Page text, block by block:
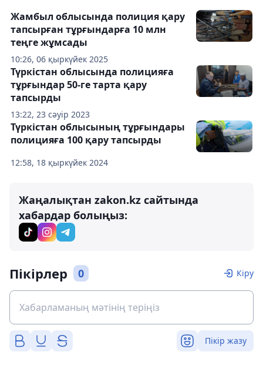
10:26, 06 қыркүйек 2025
Жамбыл облысында полиция қару
тапсырған тұрғындарға 10 млн
теңге жұмсады
13:22, 23 сәуір 2023
Түркістан облысында полицияға
тұрғындар 50-ге тарта қару
тапсырды
12:58, 18 қыркүйек 2024
Түркістан облысының тұрғындары
полицияға 100 қару тапсырды
Жаңалықтан zakon.kz сайтында
хабардар болыңыз:
Пікірлер 0 Кіру
Пікір жазу